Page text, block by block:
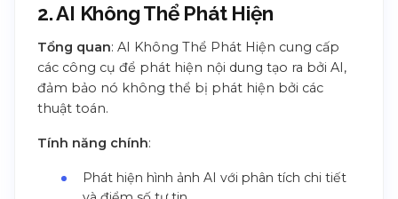
2. AI Không Thể Phát Hiện
Tổng quan: AI Không Thể Phát Hiện cung cấp
các công cụ để phát hiện nội dung tạo ra bởi AI,
đảm bảo nó không thể bị phát hiện bởi các
thuật toán.
Tính năng chính:
Phát hiện hình ảnh AI với phân tích chi tiết